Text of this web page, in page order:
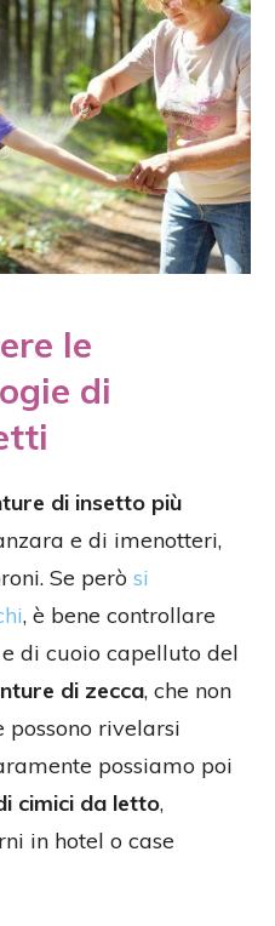
le
di
di insetto più
e di imenotteri,
Se però si
, è bene controllare
di cuoio capelluto del
di zecca, che non
possono rivelarsi
possiamo poi
cimici da letto,
in hotel o case